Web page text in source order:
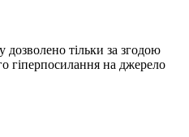
дозволено тільки за згодою
гіперпосилання на джерело